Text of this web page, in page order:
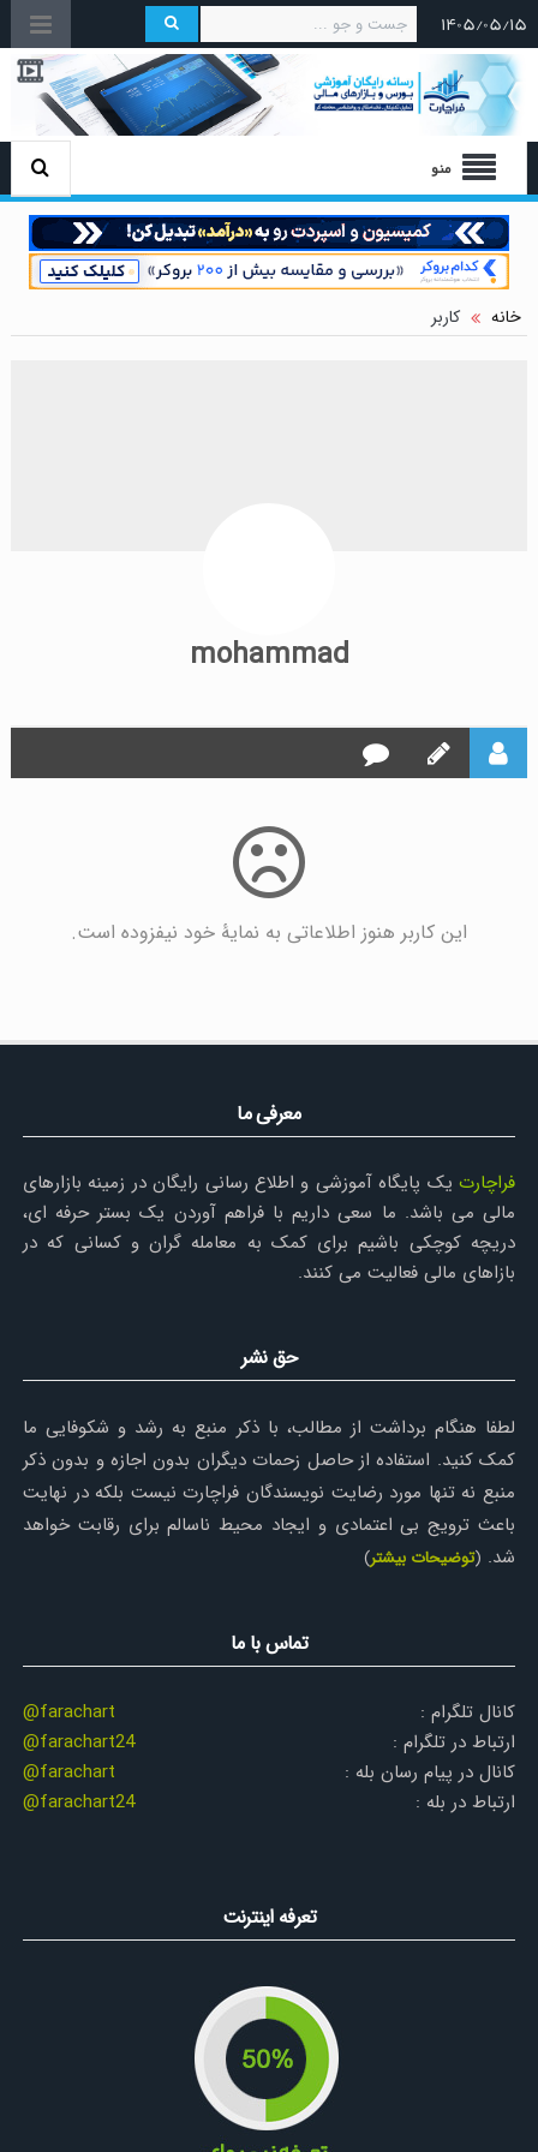
۱۴۰۵/۰۵/۱۵
منو
خانه کاربر
mohammad
این کاربر هنوز اطلاعاتی به نمایۀ خود نیفزوده است.
معرفی ما
فراچارتیک پایگاه آموزشی و اطلاع رسانی رایگان در زمینه بازارهای
مالی می باشد. ما سعی داریم با فراهم آوردن یک بستر حرفه ای،
دریچه کوچکی باشیم برای کمک به معامله گران و کسانی که در
بازاهای مالی فعالیت می کنند.
حق نشر
لطفا هنگام برداشت از مطالب، با ذکر منبع به رشد و شکوفایی ما
کمک کنید. استفاده از حاصل زحمات دیگران بدون اجازه و بدون ذکر
منبع نه تنها مورد رضایت نویسندگان فراچارت نیست بلکه در نهایت
باعث ترویج بی اعتمادی و ایجاد محیط ناسالم برای رقابت خواهد
شد. (توضیحات بیشتر)
تماس با ما
کانال تلگرام :
@farachart
ارتباط در تلگرام :
@farachart24
کانال در پیام رسان بله :
@farachart
ارتباط در بله :
@farachart24
تعرفه اینترنت